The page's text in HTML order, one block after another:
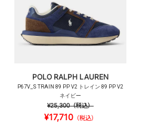
POLO RALPH LAUREN
P67V_S TRAIN 89 PP V2 トレイン 89 PP V2
ネイビー
¥25,300（税込）
¥17,710（税込）